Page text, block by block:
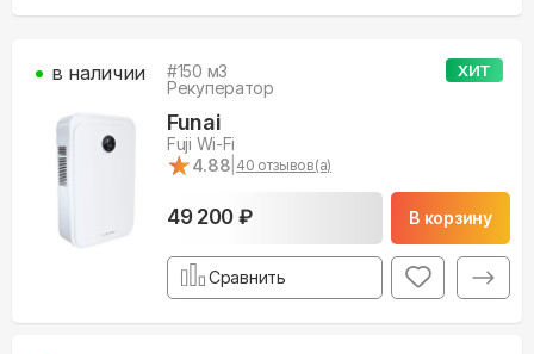
ХИТ
#150 м3
Рекуператор
Funai
Fuji Wi-Fi
★
★4.88 40 отзывов(а)
49 200 ₽ В корзину
в наличии
Сравнить